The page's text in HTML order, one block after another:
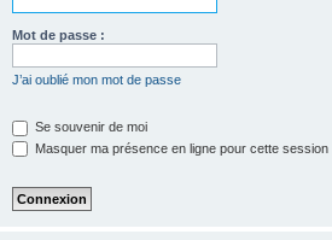
Mot de passe :
J’ai oublié mon mot de passe
Se souvenir de moi
Masquer ma présence en ligne pour cette session